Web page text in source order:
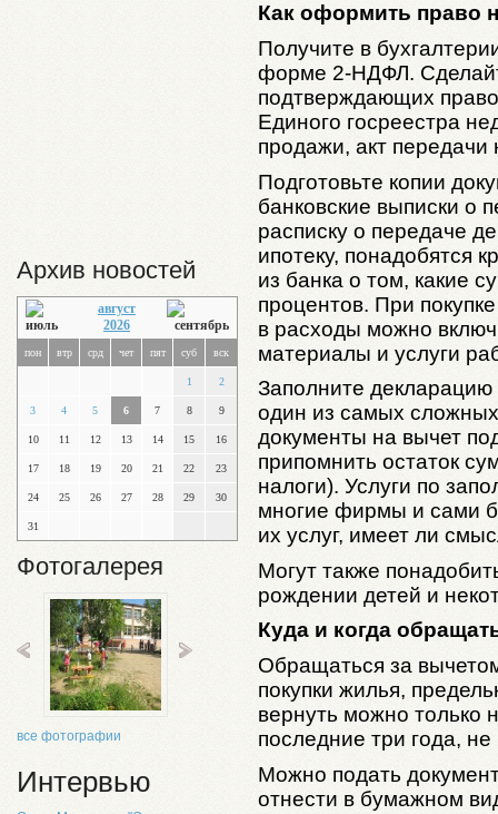
Архив новостей
август
2026
пон втр срд чет пят суб вск
1 2
3 4 5 6 7 8 9
10 11 12 13 14 15 16
17 18 19 20 21 22 23
24 25 26 27 28 29 30
31
Фотогалерея
все фотографии
Интервью
Как оформить право
Получите в
форме 2-НДФЛ.
подтверждающих
Единого госреестра
продажи, акт передачи
Подготовьте копии
банковские выписки о
расписку о передаче
ипотеку, понадобятся
из банка о том, какие
процентов. При
в расходы можно
материалы и услуги
Заполните
один из самых
документы на вычет
припомнить остаток
налоги). Услуги по
многие фирмы и сами
их услуг, имеет ли
Могут также
рождении детей и
Куда и когда
Обращаться за
покупки жилья,
вернуть можно только
последние три года,
Можно подать
отнести в бумажном